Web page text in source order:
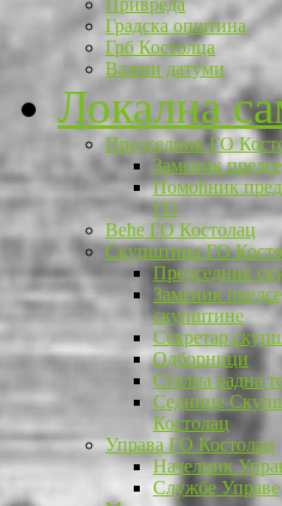
Привреда
Градска општина
Грб Костолца
Важни датуми
Локална
Председник ГО
Заменик
Помоћник
ГО
Веће ГО Костолац
Скупштина ГО
Председник
Заменик
скупштине
Секретар
Одборници
Стална радна
Седнице
Костолац
Управа ГО Костолац
Начелник
Службе Управе